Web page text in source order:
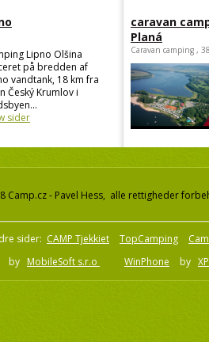
Lipno Olšina
på bredden af
vandtank, 18 km fra
Český Krumlov i
sider
caravan
Planá
Caravan camping ,
Camp.cz - Pavel Hess, alle rettigheder
sider: CAMP Tjekkiet TopCamping
by MobileSoft s.r.o WinPhone by